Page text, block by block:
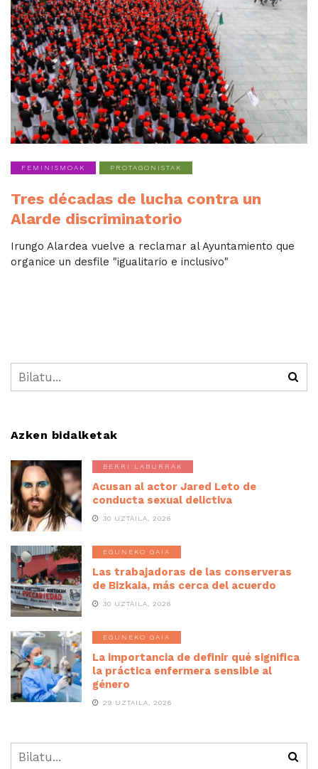
FEMINISMOAK PROTAGONISTAK
Tres décadas de lucha contra un
Alarde discriminatorio
Irungo Alardea vuelve a reclamar al Ayuntamiento que
organice un desfile "igualitario e inclusivo"
Azken bidalketak
BERRI LABURRAK
Acusan al actor Jared Leto de
conducta sexual delictiva
30 UZTAILA, 2026
EGUNEKO GAIA
Las trabajadoras de las conserveras
de Bizkaia, más cerca del acuerdo
30 UZTAILA, 2026
EGUNEKO GAIA
La importancia de definir qué significa
la práctica enfermera sensible al
género
29 UZTAILA, 2026